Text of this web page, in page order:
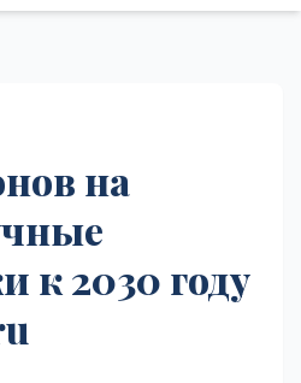
на
к 2030 году